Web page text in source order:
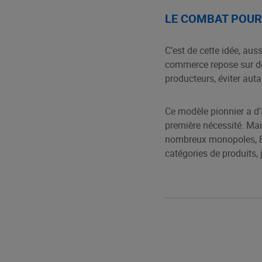
LE COMBAT
C’est de cette idée,
commerce repose sur
producteurs, éviter
Ce modèle pionnier a
première nécessité.
nombreux monopoles,
catégories de